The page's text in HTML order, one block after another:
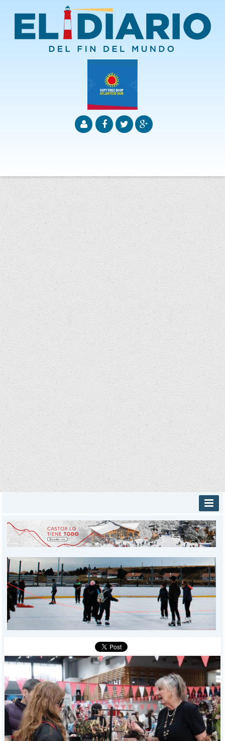
INICIO
PROVINCIALES
DEPORTES
POLICIALES
I-DIARIO
MÁS
BÚSQUEDA